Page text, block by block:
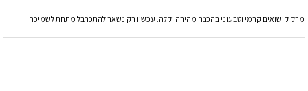
מרק קישואים קרמי וטבעוני בהכנה מהירה וקלה. עכשיו רק נשאר להתכרבל מתחת לשמיכה